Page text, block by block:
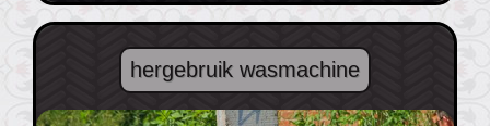
hergebruik wasmachine